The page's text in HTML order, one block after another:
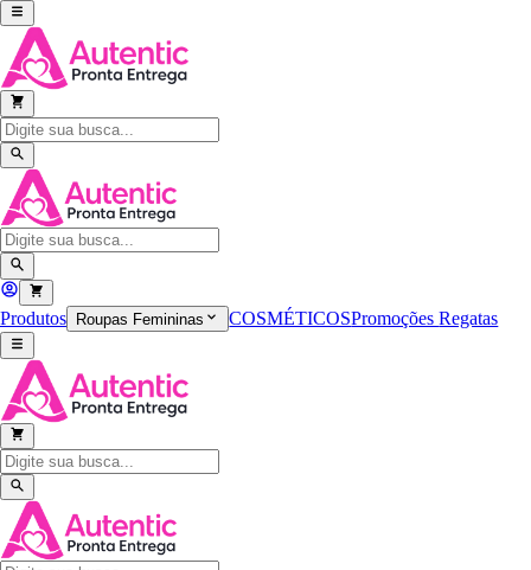
Produtos Roupas Femininas COSMÉTICOSPromoçõesRegatas